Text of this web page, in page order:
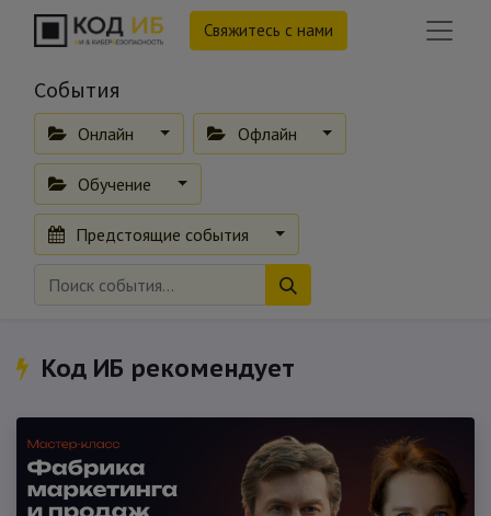
Свяжитесь с нами
События
Онлайн Офлайн
Обучение
Предстоящие события
Код ИБ рекомендует